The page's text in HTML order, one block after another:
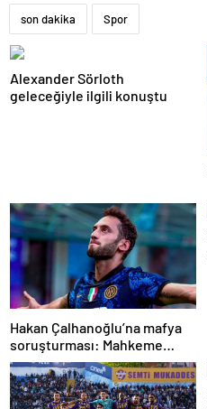
son dakika Spor
Alexander Sörloth
geleceğiyle ilgili konuştu
Hakan Çalhanoğlu’na mafya
soruşturması: Mahkeme
cezasını açıkladı